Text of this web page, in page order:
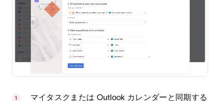
マイタスクまたは Outlook カレンダーと同期する